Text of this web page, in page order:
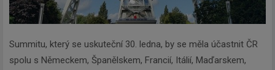
Summitu, který se uskuteční 30. ledna, by se měla účastnit ČR
spolu s Německem, Španělskem, Francií, Itálií, Maďarskem,